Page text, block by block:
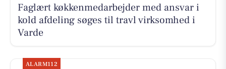
Faglært køkkenmedarbejder med ansvar i
kold afdeling søges til travl virksomhed i
Varde
ALARM112